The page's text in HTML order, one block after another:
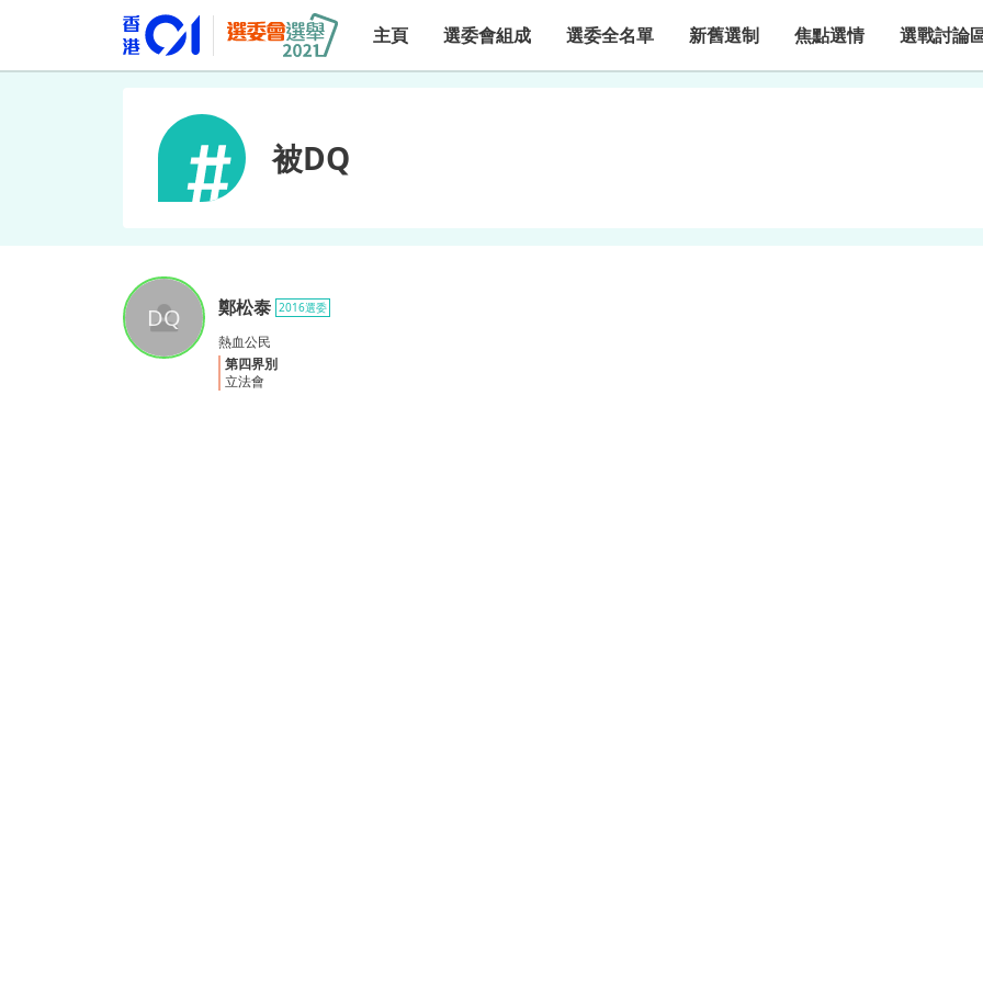
主頁 選委會組成 選委全名單 新舊選制 焦點選情 選戰討論
被DQ
鄭松泰 鄭松泰 2016選委
熱血公民
第四界別
立法會